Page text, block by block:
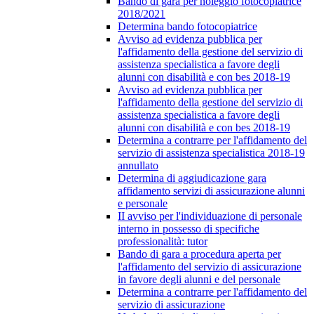
2018/2021
Determina bando fotocopiatrice
Avviso ad evidenza pubblica per
l'affidamento della gestione del servizio di
assistenza specialistica a favore degli
alunni con disabilità e con bes 2018-19
Avviso ad evidenza pubblica per
l'affidamento della gestione del servizio di
assistenza specialistica a favore degli
alunni con disabilità e con bes 2018-19
Determina a contrarre per l'affidamento del
servizio di assistenza specialistica 2018-19
annullato
Determina di aggiudicazione gara
affidamento servizi di assicurazione alunni
e personale
II avviso per l'individuazione di personale
interno in possesso di specifiche
professionalità: tutor
Bando di gara a procedura aperta per
l'affidamento del servizio di assicurazione
in favore degli alunni e del personale
Determina a contrarre per l'affidamento del
servizio di assicurazione